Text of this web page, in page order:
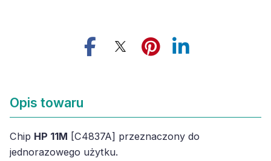
Opis towaru
Chip HP 11M [C4837A] przeznaczony do
jednorazowego użytku.